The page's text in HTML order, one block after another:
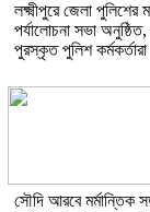
লক্ষ্মীপুরে জেলা পুলিশের
পর্যালোচনা সভা অনুষ্ঠিত,
পুরস্কৃত পুলিশ কর্মকর্তারা
সৌদি আরবে মর্মান্তিক